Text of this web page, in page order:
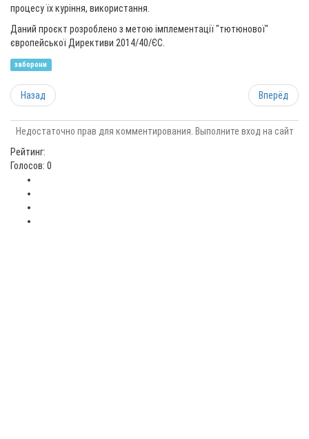
процесу їх куріння, використання.
Даний проєкт розроблено з метою імплементації "тютюнової"
європейської Директиви 2014/40/ЄС.
заборони
Назад Вперёд
Недостаточно прав для комментирования. Выполните вход на сайт
Рейтинг:
Голосов: 0